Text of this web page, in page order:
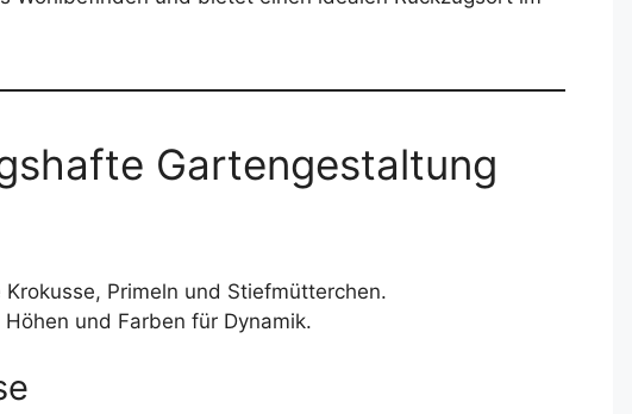
Gartengestaltung
Primeln und Stiefmütterchen.
und Farben für Dynamik.